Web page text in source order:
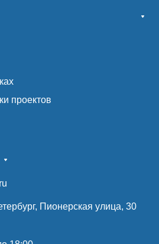
проектов
Пионерская улица, 30